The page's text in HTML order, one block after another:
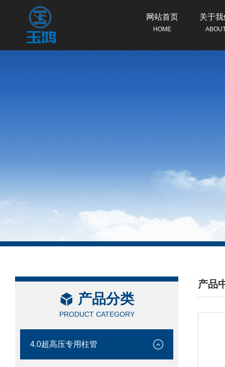
网站首页
HOME
关于
产品分类
PRODUCT CATEGORY
4.0超高压专用柱管
产品
/